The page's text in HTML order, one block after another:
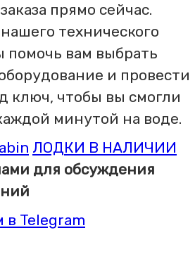
прямо сейчас.
технического
помочь вам выбрать
и провести
ключ, чтобы вы смогли
минутой на воде.
ЛОДКИ В НАЛИЧИИ
для обсуждения
Telegram